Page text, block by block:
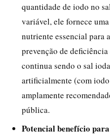
quantidade de iodo no
variável, ele fornece
nutriente essencial para
prevenção de
continua sendo o sal
artificialmente (com
amplamente
pública.
Potencial benefício